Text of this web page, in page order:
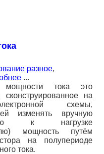
разное,
...
мощности тока это
сконструированное на
схемы,
изменять вручную
к нагрузке
мощность путём
на полупериоде
тока.